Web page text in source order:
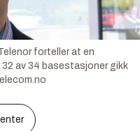
forteller at en
av 34 basestasjoner gikk